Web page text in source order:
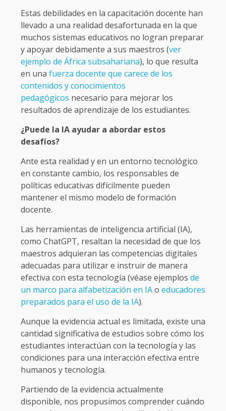
Estas debilidades en la capacitación docente han
llevado a una realidad desafortunada en la que
muchos sistemas educativos no logran preparar
y apoyar debidamente a sus maestros (ver
ejemplo de África subsahariana), lo que resulta
en una fuerza docente que carece de los
contenidos y conocimientos
pedagógicos necesario para mejorar los
resultados de aprendizaje de los estudiantes.
¿Puede la IA ayudar a abordar estos
desafíos?
Ante esta realidad y en un entorno tecnológico
en constante cambio, los responsables de
políticas educativas difícilmente pueden
mantener el mismo modelo de formación
docente.
Las herramientas de inteligencia artificial (IA),
como ChatGPT, resaltan la necesidad de que los
maestros adquieran las competencias digitales
adecuadas para utilizar e instruir de manera
efectiva con esta tecnología (véase ejemplos de
un marco para alfabetización en IAo educadores
preparados para el uso de la IA).
Aunque la evidencia actual es limitada, existe una
cantidad significativa de estudios sobre cómo los
estudiantes interactúan con la tecnología y las
condiciones para una interacción efectiva entre
humanos y tecnología.
Partiendo de la evidencia actualmente
disponible, nos propusimos comprender cuándo